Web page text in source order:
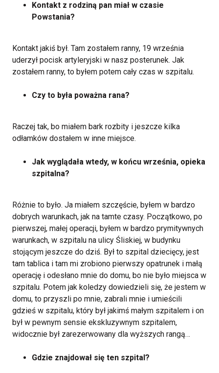
Kontakt z rodziną pan miał w czasie
Powstania?
Kontakt jakiś był. Tam zostałem ranny, 19 września
uderzył pocisk artyleryjski w nasz posterunek. Jak
zostałem ranny, to byłem potem cały czas w szpitalu.
Czy to była poważna rana?
Raczej tak, bo miałem bark rozbity i jeszcze kilka
odłamków dostałem w inne miejsce.
Jak wyglądała wtedy, w końcu września, opieka
szpitalna?
Różnie to było. Ja miałem szczęście, byłem w bardzo
dobrych warunkach, jak na tamte czasy. Początkowo, po
pierwszej, małej operacji, byłem w bardzo prymitywnych
warunkach, w szpitalu na ulicy Śliskiej, w budynku
stojącym jeszcze do dziś. Był to szpital dziecięcy, jest
tam tablica i tam mi zrobiono pierwszy opatrunek i małą
operację i odesłano mnie do domu, bo nie było miejsca w
szpitalu. Potem jak koledzy dowiedzieli się, że jestem w
domu, to przyszli po mnie, zabrali mnie i umieścili
gdzieś w szpitalu, który był jakimś małym szpitalem i on
był w pewnym sensie ekskluzywnym szpitalem,
widocznie był zarezerwowany dla wyższych rangą…
Gdzie znajdował się ten szpital?